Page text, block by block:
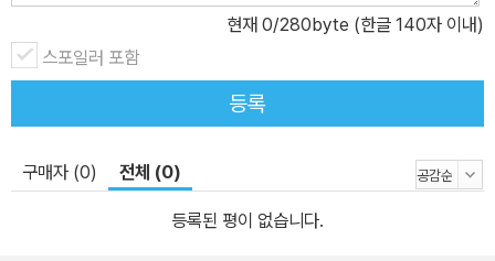
더 많이 욕을 하는 것도 아니고, 어른이 되면 비속어를 쓰지 않는 것도
아니다. 즉 비속어에는 성별도, 나이도, 성적도 아무런 상관이 없다.
그저, 비속어는 일상의 언어 가운데 하나가 된 지 오래다. 『B끕 언어,
세상에 태클 걸다』에서 다뤄지는 비속어들은 바로 그러한 단어들이
의 경험과 사례를 통해 다채로운 이야기를 풀어 나간다. 또한, 쓰지 않
으면 좋은 비속어에는 ‘대체어’를 함께 소개해 합리적인 대안을 제시
현재 0/280byte (한글 140자 이내)
스포일러 포함
등록
구매자 (0) 전체 (0)
등록된 평이 없습니다.